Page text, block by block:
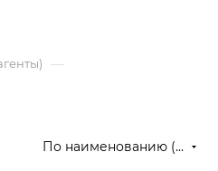
—
По наименованию (А-Я)